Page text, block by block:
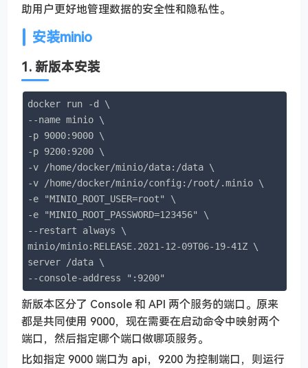
助用户更好地管理数据的安全性和隐私性。
安装minio
1. 新版本安装
docker run -d \
--name minio \
-p 9000:9000 \
-p 9200:9200 \
-v /home/docker/minio/data:/data \
-v /home/docker/minio/config:/root/.minio \
-e "MINIO_ROOT_USER=root" \
-e "MINIO_ROOT_PASSWORD=123456" \
--restart always \
minio/minio:RELEASE.2021-12-09T06-19-41Z \
server /data \
--console-address ":9200"
新版本区分了 Console 和 API 两个服务的端口。原来
都是共同使用 9000，现在需要在启动命令中映射两个
端口，然后指定哪个端口做哪项服务。
比如指定 9000 端口为 api，9200 为控制端口，则运行